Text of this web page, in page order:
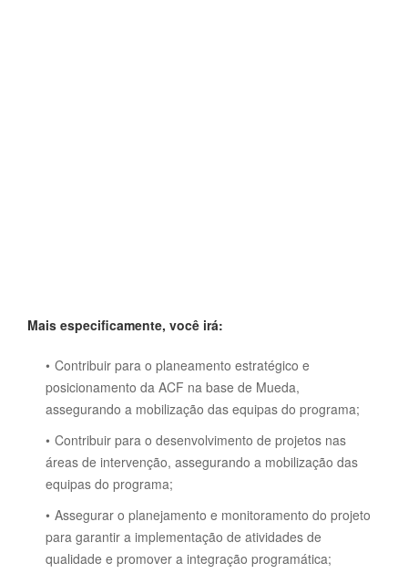
Mais especificamente, você irá:
Contribuir para o planeamento estratégico e
posicionamento da ACF na base de Mueda,
assegurando a mobilização das equipas do programa;
Contribuir para o desenvolvimento de projetos nas
áreas de intervenção, assegurando a mobilização das
equipas do programa;
Assegurar o planejamento e monitoramento do projeto
para garantir a implementação de atividades de
qualidade e promover a integração programática;